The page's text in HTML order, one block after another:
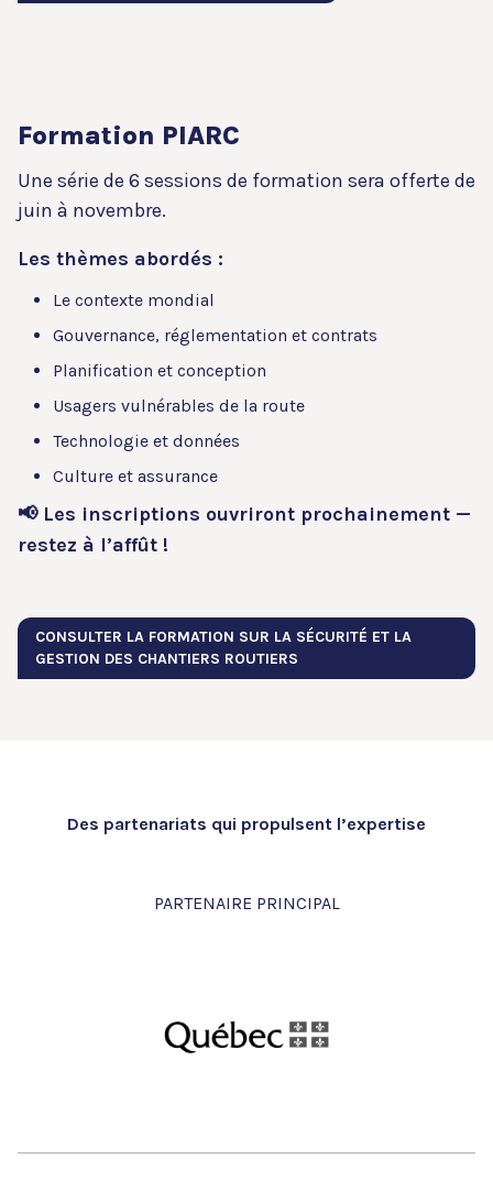
Formation PIARC
Une série de 6 sessions de formation sera offerte de
juin à novembre.
Les thèmes abordés :
Le contexte mondial
Gouvernance, réglementation et contrats
Planification et conception
Usagers vulnérables de la route
Technologie et données
Culture et assurance
📢 Les inscriptions ouvriront prochainement —
restez à l’affût !
CONSULTER LA FORMATION SUR LA SÉCURITÉ ET LA
GESTION DES CHANTIERS ROUTIERS
Des partenariats qui propulsent l’expertise
PARTENAIRE PRINCIPAL